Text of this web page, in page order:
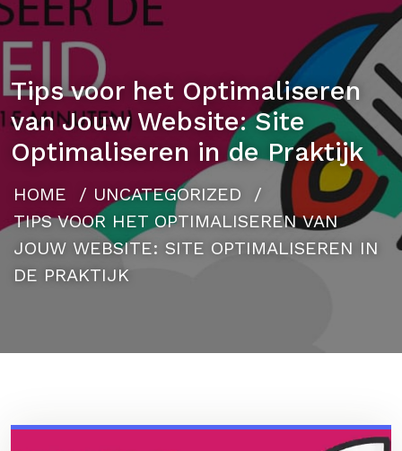
Tips voor het Optimaliseren
van Jouw Website: Site
Optimaliseren in de Praktijk
HOME / UNCATEGORIZED /
TIPS VOOR HET OPTIMALISEREN VAN
JOUW WEBSITE: SITE OPTIMALISEREN IN
DE PRAKTIJK